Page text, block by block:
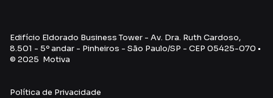
Edifício Eldorado Business Tower - Av. Dra. Ruth Cardoso,
8.501 - 5º andar - Pinheiros - São Paulo/SP - CEP 05425-070 •
© 2025 Motiva
Política de Privacidade